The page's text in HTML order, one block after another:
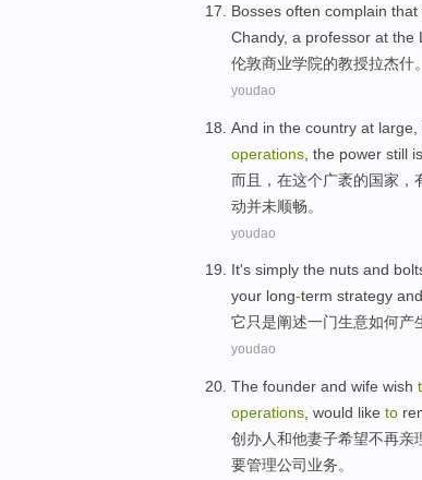
Bosses often complain that
Chandy, a professor at the
伦敦商业学院的教授拉杰什
youdao
And in the country at large,
operations the power still
而且， 在这个广袤的国家 ，
动并未顺畅。
youdao
It's simply the nuts and
your long-term strategy and
它只是阐述一门生意如何产
youdao
The founder and wife wish
operations would like to
创办人和他妻子希望不再亲
要管理公司业务。